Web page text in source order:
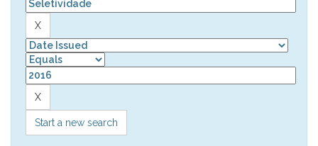
Start a new search